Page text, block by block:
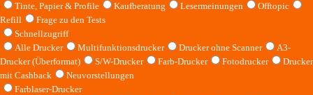
Tinte, Papier & Profile
Kaufberatung Lesermeinungen
Offtopic
Refill
Frage zu den Tests
Schnellzugriff
Alle Drucker
Multifunktionsdrucker Drucker ohne Scanner
A3-
Drucker (Überformat)
S/W-Drucker Farb-Drucker Fotodrucker
Drucker
mit Cashback
Neuvorstellungen
Farblaser-Drucker